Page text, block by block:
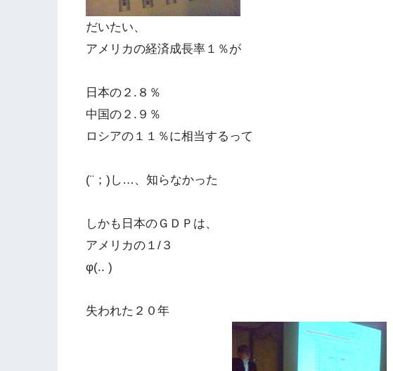
だいたい、
アメリカの経済成長率１％が
日本の２.８％
中国の２.９％
ロシアの１１％に相当するって
(¨；)し…、知らなかった
しかも日本のＧＤＰは、
アメリカの１/３
φ(.. )
失われた２０年